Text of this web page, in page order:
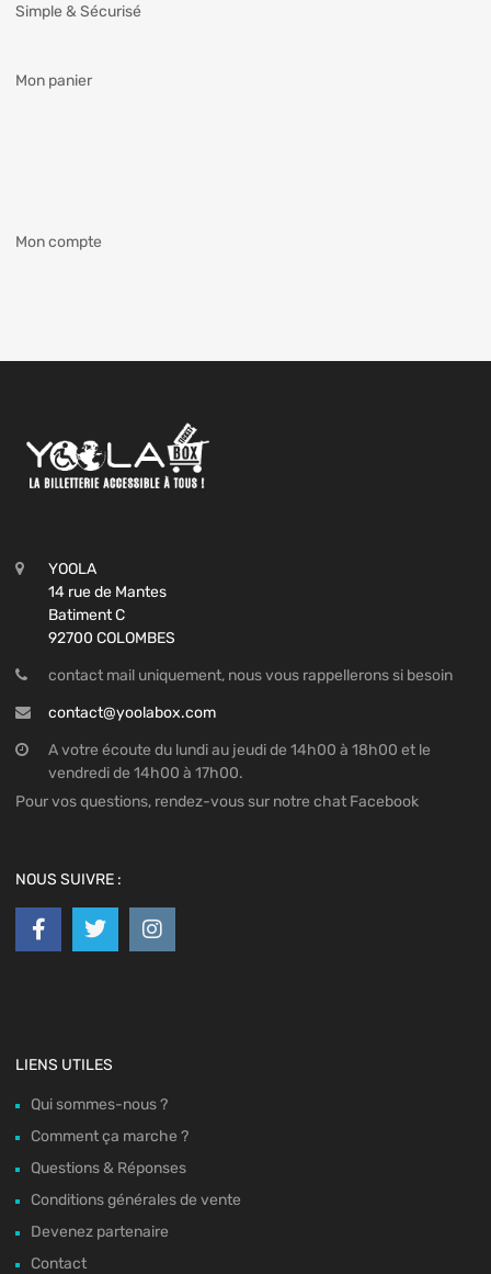
Simple & Sécurisé
Mon panier
Mon compte
YOOLA
14 rue de Mantes
Batiment C
92700 COLOMBES
contact mail uniquement, nous vous rappellerons si besoin
contact@yoolabox.com
A votre écoute du lundi au jeudi de 14h00 à 18h00 et le
vendredi de 14h00 à 17h00.
Pour vos questions, rendez-vous sur notre chat Facebook
NOUS SUIVRE :
LIENS UTILES
Qui sommes-nous ?
Comment ça marche ?
Questions & Réponses
Conditions générales de vente
Devenez partenaire
Contact